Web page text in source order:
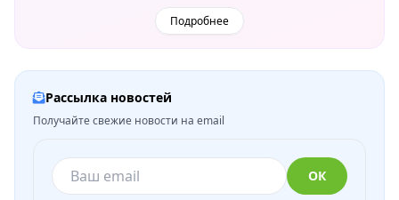
Подробнее
Рассылка новостей
Получайте свежие новости на email
ОК